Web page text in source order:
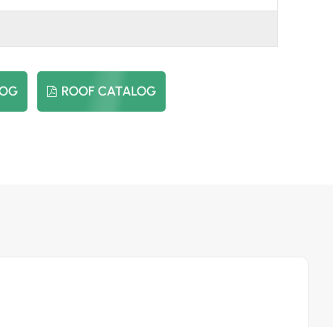
한국의
ROOF CATALOG